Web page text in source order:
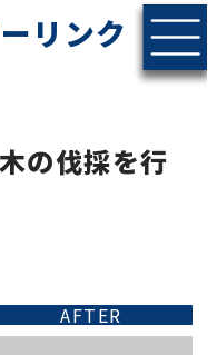
リンク
の伐採を行
AFTER